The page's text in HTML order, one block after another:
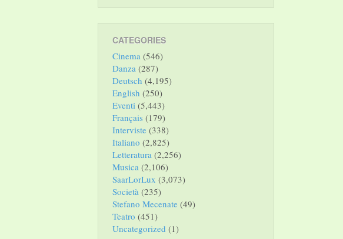
CATEGORIES
Cinema (546)
Danza (287)
Deutsch (4,195)
English (250)
Eventi (5,443)
Français (179)
Interviste (338)
Italiano (2,825)
Letteratura (2,256)
Musica (2,106)
SaarLorLux (3,073)
Società (235)
Stefano Mecenate (49)
Teatro (451)
Uncategorized (1)